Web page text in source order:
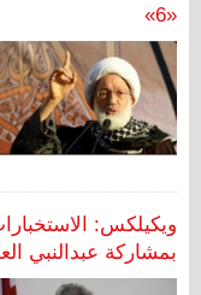
«6»
ويكيلكس:
بمشاركة عبدالنبي